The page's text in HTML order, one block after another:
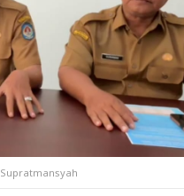
Supratmansyah